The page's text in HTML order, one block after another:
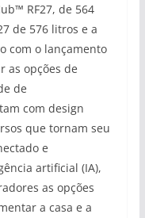
RF27, de 564
de 576 litros e a
com o lançamento
as opções de
de
com design
que tornam seu
e
artificial (IA),
as opções
a casa e a